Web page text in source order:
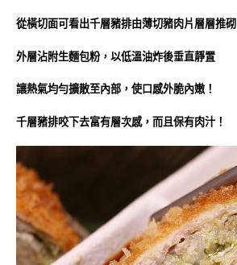
從橫切面可看出千層豬排由薄切豬肉片層層推砌
外層沾附生麵包粉，以低溫油炸後垂直靜置
讓熱氣均勻擴散至內部，使口感外脆內嫩！
千層豬排咬下去富有層次感，而且保有肉汁！